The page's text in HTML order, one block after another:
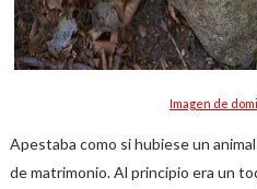
Imagen de
Apestaba como si hubiese un
de matrimonio. Al principio era un